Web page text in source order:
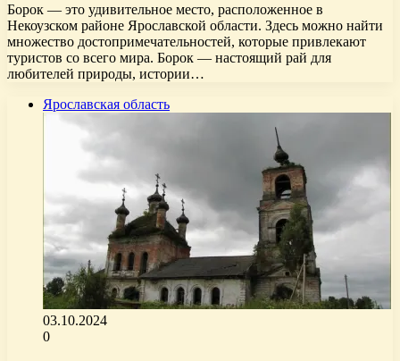
Борок — это удивительное место, расположенное в
Некоузском районе Ярославской области. Здесь можно найти
множество достопримечательностей, которые привлекают
туристов со всего мира. Борок — настоящий рай для
любителей природы, истории…
Ярославская область
03.10.2024
0